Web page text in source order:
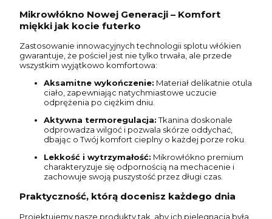
Mikrowłókno Nowej Generacji – Komfort
miękki jak kocie futerko
Zastosowanie innowacyjnych technologii splotu włókien
gwarantuje, że pościel jest nie tylko trwała, ale przede
wszystkim wyjątkowo komfortowa:
Aksamitne wykończenie: Materiał delikatnie otula
ciało, zapewniając natychmiastowe uczucie
odprężenia po ciężkim dniu.
Aktywna termoregulacja:Tkanina doskonale
odprowadza wilgoć i pozwala skórze oddychać,
dbając o Twój komfort cieplny o każdej porze roku.
Lekkość i wytrzymałość: Mikrowłókno premium
charakteryzuje się odpornością na mechacenie i
zachowuje swoją puszystość przez długi czas.
Praktyczność, którą docenisz każdego dnia
Projektujemy nasze produkty tak, aby ich pielęgnacja była